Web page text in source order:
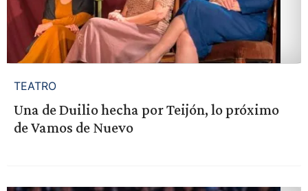
TEATRO
Una de Duilio hecha por Teijón, lo próximo
de Vamos de Nuevo